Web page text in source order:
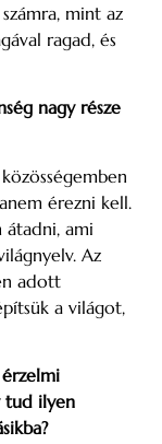
mint az
ragad, és
nagy része
érezni kell.
átadni, ami
Az
adott
a világot,
tud ilyen